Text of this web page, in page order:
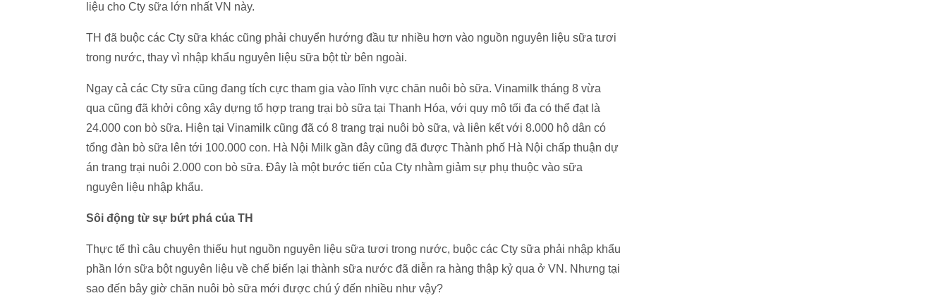
liệu cho Cty sữa lớn nhất VN này.
TH đã buộc các Cty sữa khác cũng phải chuyển hướng đầu tư nhiều hơn vào nguồn nguyên liệu sữa tươi
trong nước, thay vì nhập khẩu nguyên liệu sữa bột từ bên ngoài.
Ngay cả các Cty sữa cũng đang tích cực tham gia vào lĩnh vực chăn nuôi bò sữa. Vinamilk tháng 8 vừa
qua cũng đã khởi công xây dựng tổ hợp trang trại bò sữa tại Thanh Hóa, với quy mô tối đa có thể đạt là
24.000 con bò sữa. Hiện tại Vinamilk cũng đã có 8 trang trại nuôi bò sữa, và liên kết với 8.000 hộ dân có
tổng đàn bò sữa lên tới 100.000 con. Hà Nội Milk gần đây cũng đã được Thành phố Hà Nội chấp thuận dự
án trang trại nuôi 2.000 con bò sữa. Đây là một bước tiến của Cty nhằm giảm sự phụ thuộc vào sữa
nguyên liệu nhập khẩu.
Sôi động từ sự bứt phá của TH
Thực tế thì câu chuyện thiếu hụt nguồn nguyên liệu sữa tươi trong nước, buộc các Cty sữa phải nhập khẩu
phần lớn sữa bột nguyên liệu về chế biến lại thành sữa nước đã diễn ra hàng thập kỷ qua ở VN. Nhưng tại
sao đến bây giờ chăn nuôi bò sữa mới được chú ý đến nhiều như vậy?